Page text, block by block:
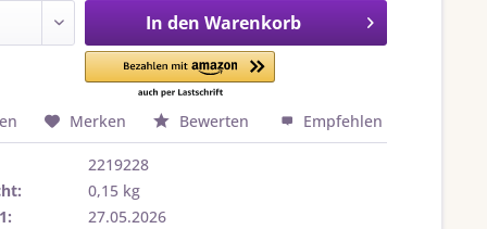
In den Warenkorb
Merken Bewerten Empfehlen
2219228
0,15 kg
27.05.2026